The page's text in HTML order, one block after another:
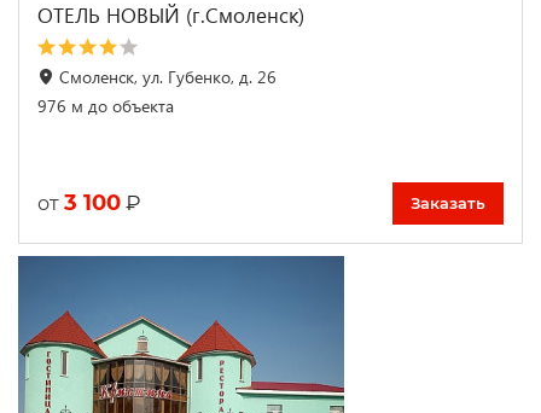
ОТЕЛЬ НОВЫЙ (г.Смоленск)
Смоленск, ул. Губенко, д. 26
976 м до объекта
от 3 100 ₽ Заказать